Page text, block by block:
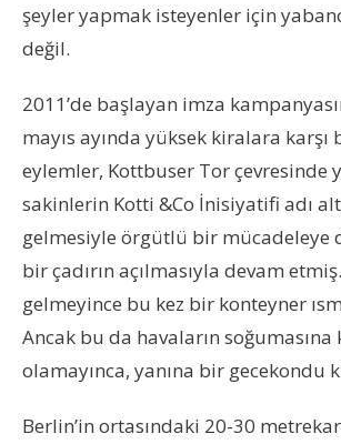
şeyler yapmak isteyenler için
değil.
2011’de başlayan imza
mayıs ayında yüksek kiralara karşı
eylemler, Kottbuser Tor çevresinde
sakinlerin Kotti &Co İnisiyatifi adı
gelmesiyle örgütlü bir mücadeleye
bir çadırın açılmasıyla devam
gelmeyince bu kez bir konteyner
Ancak bu da havaların soğumasına
olamayınca, yanına bir gecekondu
Berlin’in ortasındaki 20-30